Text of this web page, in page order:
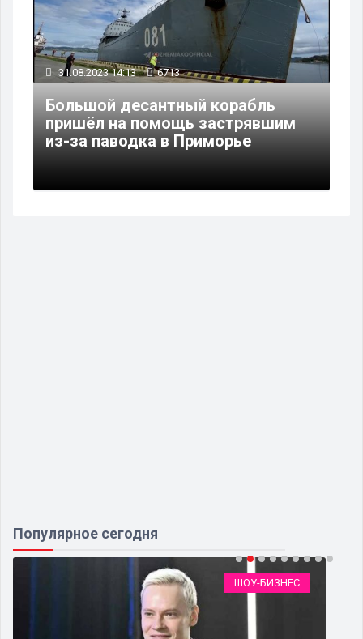
31.08.2023 14:13 6713
Большой десантный корабль
пришёл на помощь застрявшим
из-за паводка в Приморье
Популярное сегодня
ШОУ-БИЗНЕС